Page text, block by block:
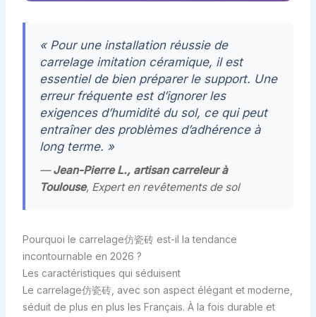
« Pour une installation réussie de
carrelage imitation céramique, il est
essentiel de bien préparer le support. Une
erreur fréquente est d’ignorer les
exigences d’humidité du sol, ce qui peut
entraîner des problèmes d’adhérence à
long terme. »
—Jean-Pierre L., artisan carreleur à
Toulouse, Expert en revêtements de sol
Pourquoi le carrelage仿瓷砖 est-il la tendance
incontournable en 2026 ?
Les caractéristiques qui séduisent
Le carrelage仿瓷砖, avec son aspect élégant et moderne,
séduit de plus en plus les Français. À la fois durable et